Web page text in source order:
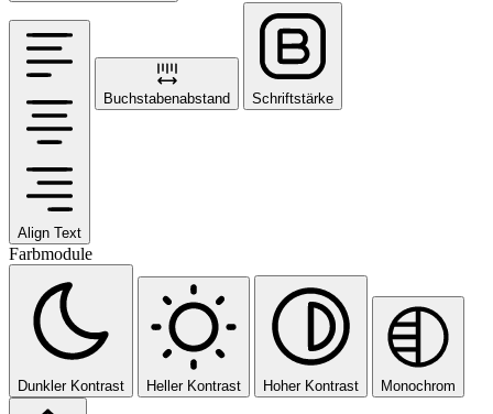
Align Text
Buchstabenabstand Schriftstärke
Farbmodule
Dunkler Kontrast Heller Kontrast Hoher Kontrast Monochrom